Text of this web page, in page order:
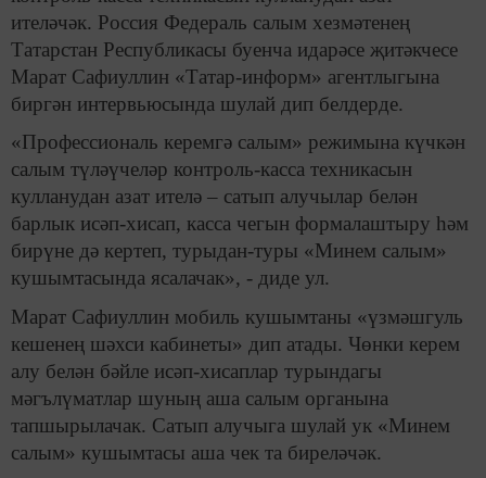
ителәчәк. Россия Федераль салым хезмәтенең
Татарстан Республикасы буенча идарәсе җитәкчесе
Марат Сафиуллин «Татар-информ» агентлыгына
биргән интервьюсында шулай дип белдерде.
«Профессиональ керемгә салым» режимына күчкән
салым түләүчеләр контроль-касса техникасын
кулланудан азат ителә – сатып алучылар белән
барлык исәп-хисап, касса чегын формалаштыру һәм
бирүне дә кертеп, турыдан-туры «Минем салым»
кушымтасында ясалачак», - диде ул.
Марат Сафиуллин мобиль кушымтаны «үзмәшгуль
кешенең шәхси кабинеты» дип атады. Чөнки керем
алу белән бәйле исәп-хисаплар турындагы
мәгълүматлар шуның аша салым органына
тапшырылачак. Сатып алучыга шулай ук «Минем
салым» кушымтасы аша чек та биреләчәк.